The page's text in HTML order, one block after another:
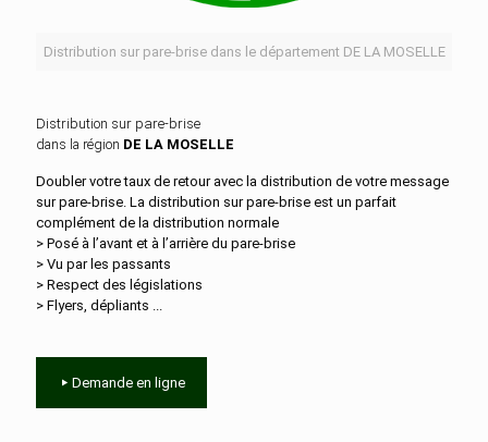
Distribution sur pare-brise dans le département DE LA MOSELLE
Distribution sur pare-brise
dans la région DE LA MOSELLE
Doubler votre taux de retour avec la distribution de votre message
sur pare-brise. La distribution sur pare-brise est un parfait
complément de la distribution normale
> Posé à l’avant et à l’arrière du pare-brise
> Vu par les passants
> Respect des législations
> Flyers, dépliants ...
Demande en ligne